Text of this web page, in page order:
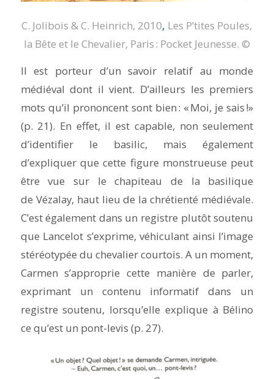
C. Jolibois & C. Heinrich, 2010, Les P’tites Poules,
la Bête et le Chevalier, Paris : Pocket Jeunesse. ©
Il est porteur d’un savoir relatif au monde
médiéval dont il vient. D’ailleurs les premiers
mots qu’il prononcent sont bien : « Moi, je sais !»
(p. 21). En effet, il est capable, non seulement
d’identifier le basilic, mais également
d’expliquer que cette figure monstrueuse peut
être vue sur le chapiteau de la basilique
de Vézalay, haut lieu de la chrétienté médiévale.
C’est également dans un registre plutôt soutenu
que Lancelot s’exprime, véhiculant ainsi l’image
stéréotypée du chevalier courtois. A un moment,
Carmen s’approprie cette manière de parler,
exprimant un contenu informatif dans un
registre soutenu, lorsqu’elle explique à Bélino
ce qu’est un pont-levis (p. 27).